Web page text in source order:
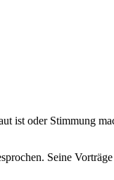
oder Stimmung
Seine